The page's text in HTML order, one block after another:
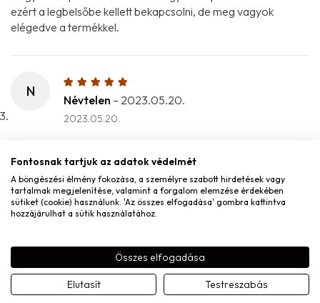
ezért a legbelsőbe kellett bekapcsolni, de meg vagyok
elégedve a termékkel.
N
Névtelen – 2023.05.20.
2023.05.20.
B
blanka– 2023.07.30.
2023.07.30.
E
Erzsébet K.
Fontosnak tartjuk az adatok védelmét
A böngészési élmény fokozása, a személyre szabott hirdetések vagy
tartalmak megjelenítése, valamint a forgalom elemzése érdekében
sütiket (cookie) használunk. 'Az összes elfogadása' gombra kattintva
hozzájárulhat a sütik használatához.
Összes elfogadása
Elutasít Testreszabás